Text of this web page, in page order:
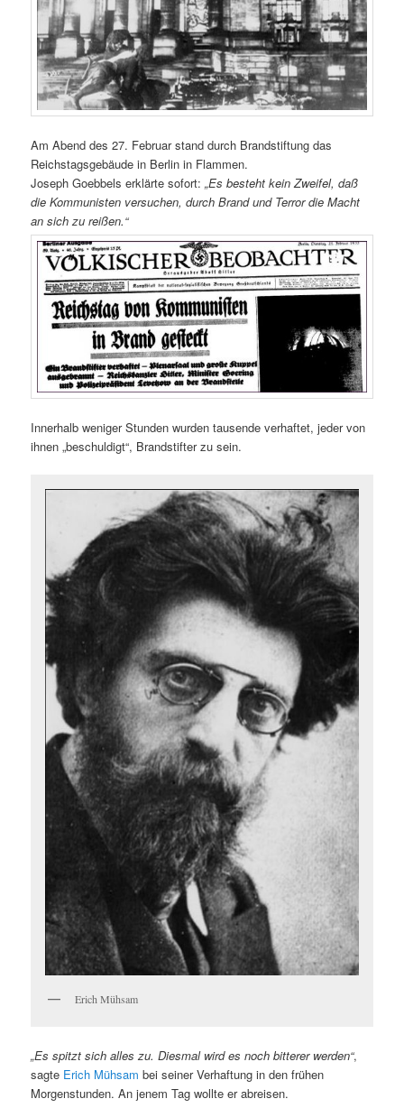
Am Abend des 27. Februar stand durch Brandstiftung das
Reichstagsgebäude in Berlin in Flammen.
Joseph Goebbels erklärte sofort:„Es besteht kein Zweifel, daß
die Kommunisten versuchen, durch Brand und Terror die Macht
an sich zu reißen.“
Innerhalb weniger Stunden wurden tausende verhaftet, jeder von
ihnen „beschuldigt“, Brandstifter zu sein.
Erich Mühsam
„Es spitzt sich alles zu. Diesmal wird es noch bitterer werden“,
sagte Erich Mühsam bei seiner Verhaftung in den frühen
Morgenstunden. An jenem Tag wollte er abreisen.